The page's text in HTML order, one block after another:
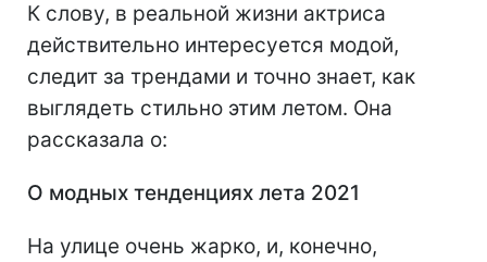
К слову, в реальной жизни актриса
действительно интересуется модой,
следит за трендами и точно знает, как
выглядеть стильно этим летом. Она
рассказала о:
О модных тенденциях лета 2021
На улице очень жарко, и, конечно,